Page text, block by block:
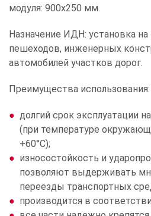
модуля: 900х250 мм.
Назначение ИДН: установка на
пешеходов, инженерных
автомобилей участков дорог.
Преимущества использования:
долгий срок эксплуатации
(при температуре
+60°С);
износостойкость и
позволяют выдерживать
переезды транспортных
производится в